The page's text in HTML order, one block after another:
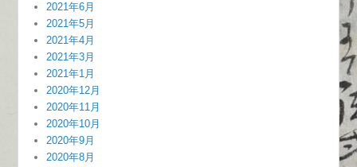
2021年6月
2021年5月
2021年4月
2021年3月
2021年1月
2020年12月
2020年11月
2020年10月
2020年9月
2020年8月